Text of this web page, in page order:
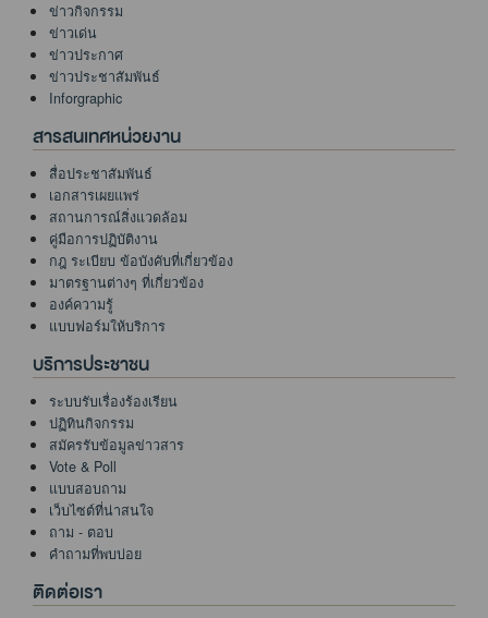
ข่าวกิจกรรม
ข่าวเด่น
ข่าวประกาศ
ข่าวประชาสัมพันธ์
Inforgraphic
สารสนเทศหน่วยงาน
สื่อประชาสัมพันธ์
เอกสารเผยแพร่
สถานการณ์สิ่งแวดล้อม
คู่มือการปฏิบัติงาน
กฎ ระเบียบ ข้อบังคับที่เกี่ยวข้อง
มาตรฐานต่างๆ ที่เกี่ยวข้อง
องค์ความรู้
แบบฟอร์มให้บริการ
บริการประชาชน
ระบบรับเรื่องร้องเรียน
ปฏิทินกิจกรรม
สมัครรับข้อมูลข่าวสาร
Vote & Poll
แบบสอบถาม
เว็บไซต์ที่น่าสนใจ
ถาม - ตอบ
คำถามที่พบบ่อย
ติดต่อเรา